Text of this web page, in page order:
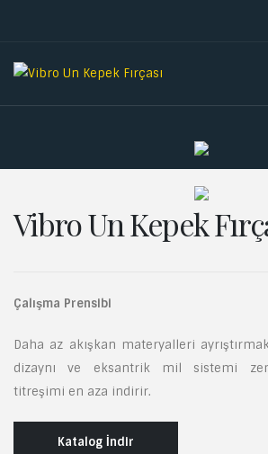
Vibro Un Kepek
Çalışma Prensibi
Daha az akışkan materyalleri
dizaynı ve eksantrik mil sistemi
titreşimi en aza indirir.
Katalog İndir